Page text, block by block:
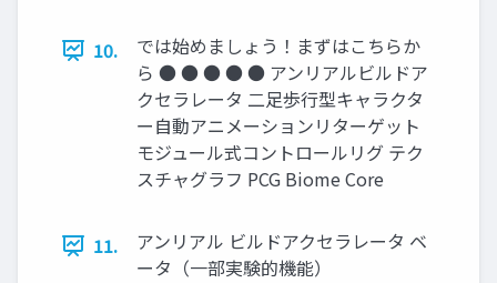
10.
では始めましょう！まずはこちらか
ら ● ● ● ● ● アンリアルビルドア
クセラレータ 二足歩行型キャラクタ
ー自動アニメーションリターゲット
モジュール式コントロールリグ テク
スチャグラフ PCG Biome Core
11.
アンリアル ビルドアクセラレータ ベ
ータ（一部実験的機能）